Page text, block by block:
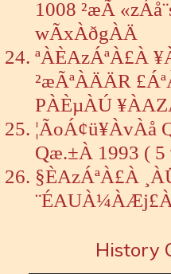
1008 ²æÃ
wÃxÀðgÀÄ
ªÀÈAzÁªÀ£À
²æÃªÀÄÄR
PÀÈµÀÚ
¦ÃoÁ¢ü¥ÀvÀå
Qæ.±À 1993 ( 5
§ÈAzÁªÀ£À
History